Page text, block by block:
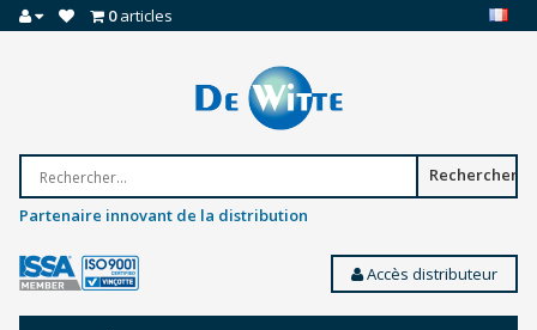
0articles
Rechercher
Partenaire innovant de la distribution
Accès distributeur